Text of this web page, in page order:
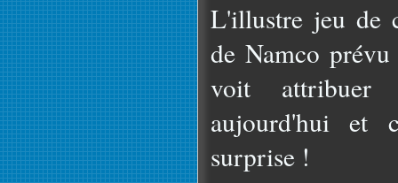
L'illustre jeu de
de Namco
voit
aujourd'hui et
surprise !